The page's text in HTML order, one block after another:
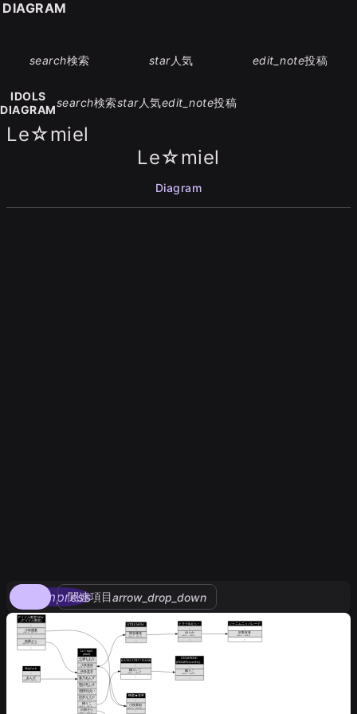
search検索 star人気 edit_note投稿
IDOLS
DIAGRAM
search検索star人気edit_note投稿
Le☆miel
Le☆miel
Diagram
compress
関連項目arrow_drop_down